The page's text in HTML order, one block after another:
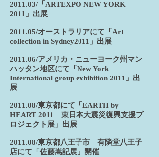
2011.03/「ARTEXPO NEW YORK
2011」出展
2011.05/オーストラリアにて「Art
collection in Sydney2011」出展
2011.06/アメリカ・ニューヨーク州マン
ハッタン地区にて「New York
International group exhibition 2011」出
展
2011.08/東京都にて「EARTH by
HEART 2011 東日本大震災復興支援プ
ロジェクト展」出展
2011.08/東京都八王子市 有隣堂八王子
店にて「佐藤嵩記展」開催